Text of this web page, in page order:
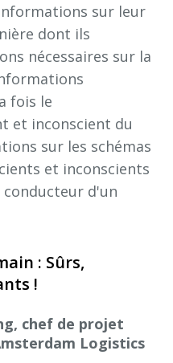
sur leur
dont ils
nécessaires sur la
fois le
et inconscient du
sur les schémas
et inconscients
conducteur d'un
: Sûrs,
!
chef de projet
Logistics